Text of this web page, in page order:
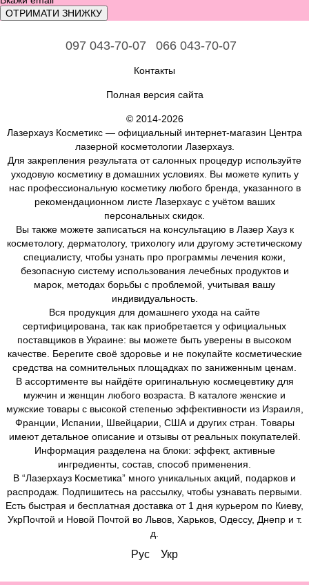
ОТРИМАТИ ЗНИЖКУ
097 043-70-07 066 043-70-07
Контакты
Полная версия сайта
© 2014-2026
Лазерхауз Косметикс — официальный интернет-магазин Центра
лазерной косметологии Лазерхауз.
Для закрепления результата от салонных процедур используйте
уходовую косметику в домашних условиях. Вы можете купить у
нас профессиональную косметику любого бренда, указанного в
рекомендационном листе Лазерхаус с учётом ваших
персональных скидок.
Вы также можете записаться на консультацию в Лазер Хауз к
косметологу, дерматологу, трихологу или другому эстетическому
специалисту, чтобы узнать про программы лечения кожи,
безопасную систему использования лечебных продуктов и
марок, методах борьбы с проблемой, учитывая вашу
индивидуальность.
Вся продукция для домашнего ухода на сайте
сертифицирована, так как приобретается у официальных
поставщиков в Украине: вы можете быть уверены в высоком
качестве. Берегите своё здоровье и не покупайте косметические
средства на сомнительных площадках по заниженным ценам.
В ассортименте вы найдёте оригинальную космецевтику для
мужчин и женщин любого возраста. В каталоге женские и
мужские товары с высокой степенью эффективности из Израиля,
Франции, Испании, Швейцарии, США и других стран. Товары
имеют детальное описание и отзывы от реальных покупателей.
Информация разделена на блоки: эффект, активные
ингредиенты, состав, способ применения.
В “Лазерхауз Косметика” много уникальных акций, подарков и
распродаж. Подпишитесь на рассылку, чтобы узнавать первыми.
Есть быстрая и бесплатная доставка от 1 дня курьером по Киеву,
УкрПочтой и Новой Почтой во Львов, Харьков, Одессу, Днепр и т.
д.
Рус Укр